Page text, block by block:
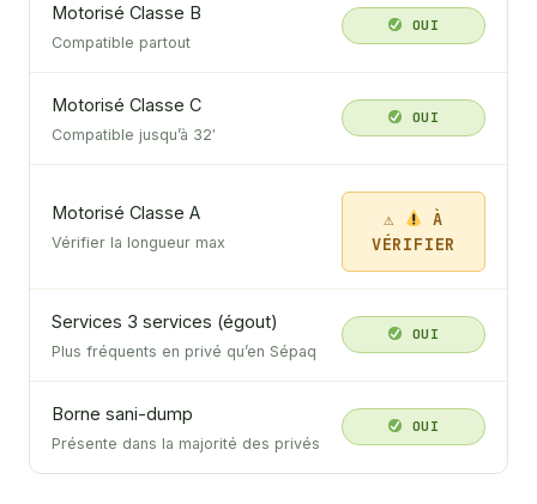
Motorisé Classe B
Compatible partout
OUI
Motorisé Classe C
Compatible jusqu’à 32′
OUI
Motorisé Classe A
Vérifier la longueur max
À
VÉRIFIER
Services 3 services (égout)
Plus fréquents en privé qu’en Sépaq
OUI
Borne sani-dump
Présente dans la majorité des privés
OUI